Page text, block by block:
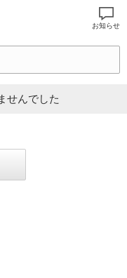
お知らせ
せんでした